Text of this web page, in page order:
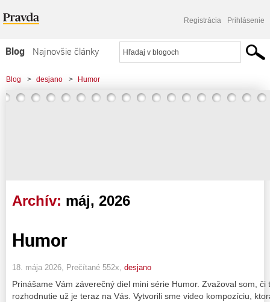
Registrácia Prihlásenie
Blog
Najnovšie články
Najčítanejšie články
Najkomentovanejšie články
Blog > desjano > Humor
Archív: máj, 2026
Humor
18. mája 2026, Prečítané 552x, desjano
Prinášame Vám záverečný diel mini série Humor. Zvažoval som,
rozhodnutie už je teraz na Vás. Vytvorili sme video kompozíciu,